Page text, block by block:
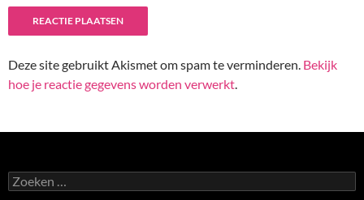
Deze site gebruikt Akismet om spam te verminderen. Bekijk
hoe je reactie gegevens worden verwerkt.
Zoeken
naar: